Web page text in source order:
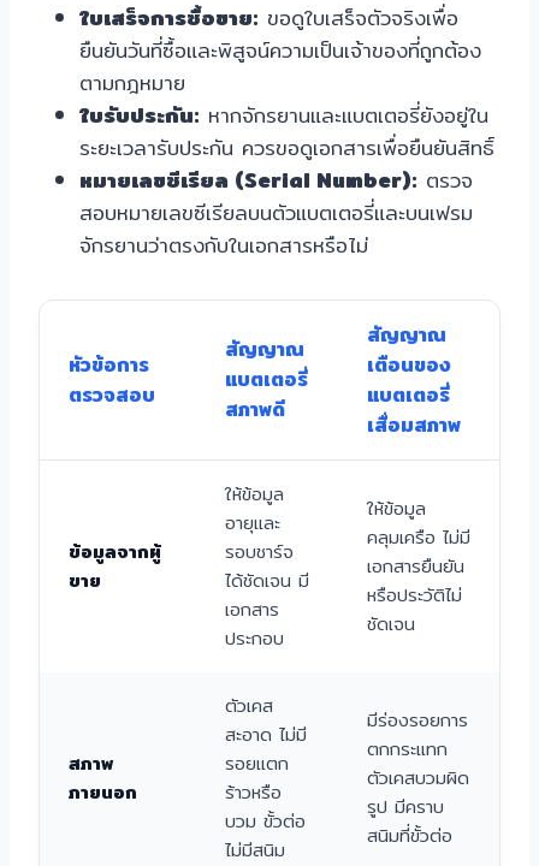
ใบเสร็จการซื้อขาย: ขอดูใบเสร็จตัวจริงเพื่อ
ยืนยันวันที่ซื้อและพิสูจน์ความเป็นเจ้าของที่ถูกต้อง
ตามกฎหมาย
ใบรับประกัน: หากจักรยานและแบตเตอรี่ยังอยู่ใน
ระยะเวลารับประกัน ควรขอดูเอกสารเพื่อยืนยันสิทธิ์
หมายเลขซีเรียล (Serial Number): ตรวจ
สอบหมายเลขซีเรียลบนตัวแบตเตอรี่และบนเฟรม
จักรยานว่าตรงกับในเอกสารหรือไม่
หัวข้อการ
ตรวจสอบ
สัญญาณ
แบตเตอรี่
สภาพดี
สัญญาณ
เตือนของ
แบตเตอรี่
เสื่อมสภาพ
ข้อมูลจากผู้
ขาย
ให้ข้อมูล
อายุและ
รอบชาร์จ
ได้ชัดเจน มี
เอกสาร
ประกอบ
ให้ข้อมูล
คลุมเครือ ไม่มี
เอกสารยืนยัน
หรือประวัติไม่
ชัดเจน
สภาพ
ภายนอก
ตัวเคส
สะอาด ไม่มี
รอยแตก
ร้าวหรือ
บวม ขั้วต่อ
ไม่มีสนิม
มีร่องรอยการ
ตกกระแทก
ตัวเคสบวมผิด
รูป มีคราบ
สนิมที่ขั้วต่อ